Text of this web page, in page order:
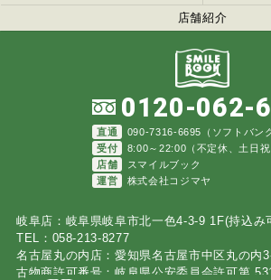
店舗紹介
0120-062-
直通
090-7316-6695（ソフトバン
受付
8:00～22:00（不定休、土日祝
店舗
スマイルブック
運営
株式会社コジマヤ
岐阜店：岐阜県岐阜市北一色4-3-9 1F(持込み
TEL：058-213-8277
名古屋丸の内店：愛知県名古屋市中区丸の内
古物商許可番号：岐阜県公安委員会許可第